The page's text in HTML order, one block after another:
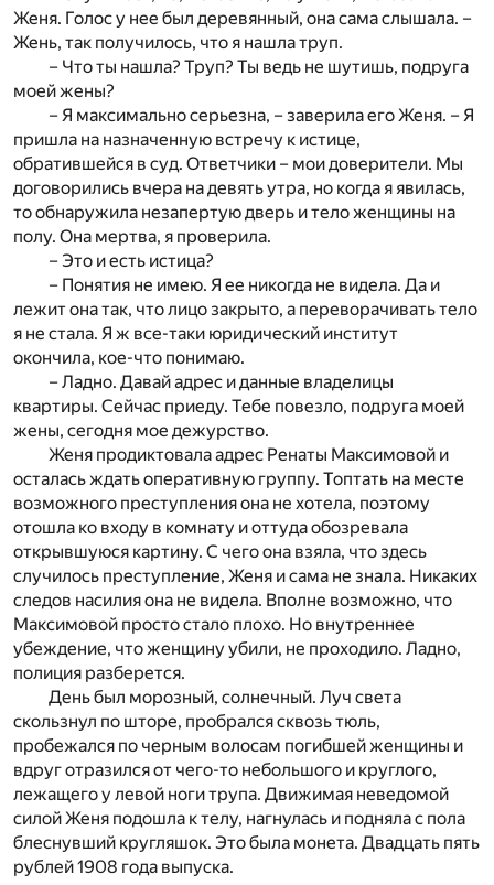
Женя. Голос у нее был деревянный, она сама слышала. –
Жень, так получилось, что я нашла труп.
– Что ты нашла? Труп? Ты ведь не шутишь, подруга
моей жены?
– Я максимально серьезна, – заверила его Женя. – Я
пришла на назначенную встречу к истице,
обратившейся в суд. Ответчики – мои доверители. Мы
договорились вчера на девять утра, но когда я явилась,
то обнаружила незапертую дверь и тело женщины на
полу. Она мертва, я проверила.
– Это и есть истица?
– Понятия не имею. Я ее никогда не видела. Да и
лежит она так, что лицо закрыто, а переворачивать тело
я не стала. Я ж все-таки юридический институт
окончила, кое-что понимаю.
– Ладно. Давай адрес и данные владелицы
квартиры. Сейчас приеду. Тебе повезло, подруга моей
жены, сегодня мое дежурство.
Женя продиктовала адрес Ренаты Максимовой и
осталась ждать оперативную группу. Топтать на месте
возможного преступления она не хотела, поэтому
отошла ко входу в комнату и оттуда обозревала
открывшуюся картину. С чего она взяла, что здесь
случилось преступление, Женя и сама не знала. Никаких
следов насилия она не видела. Вполне возможно, что
Максимовой просто стало плохо. Но внутреннее
убеждение, что женщину убили, не проходило. Ладно,
полиция разберется.
День был морозный, солнечный. Луч света
скользнул по шторе, пробрался сквозь тюль,
пробежался по черным волосам погибшей женщины и
вдруг отразился от чего-то небольшого и круглого,
лежащего у левой ноги трупа. Движимая неведомой
силой Женя подошла к телу, нагнулась и подняла с пола
блеснувший кругляшок. Это была монета. Двадцать пять
рублей 1908 года выпуска.